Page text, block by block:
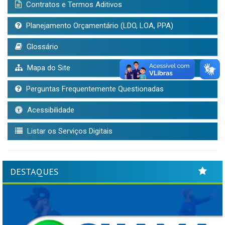
Contratos e Termos Aditivos
Planejamento Orçamentário (LDO, LOA, PPA)
Glossário
Mapa do Site
Perguntas Frequentemente Questionadas
Acessibilidade
Listar os Serviços Digitais
DESTAQUES